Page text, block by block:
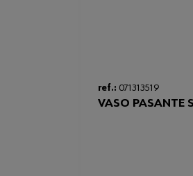
ref.: 071313519
VASO PASANTE